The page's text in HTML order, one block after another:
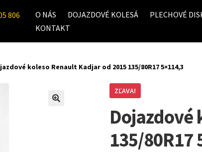
806
O NÁS DOJAZDOVÉ KOLESÁ PLECHOVÉ
KONTAKT
koleso Renault Kadjar od 2015 135/80R17 5×114,3
ZĽAVA!
Dojazdové
135/80R17